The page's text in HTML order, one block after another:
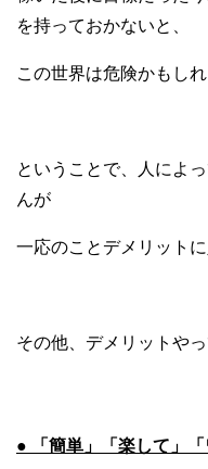
を持っておかないと、
この世界は危険かもしれ
ということで、人によ
んが
一応のことデメリット
その他、デメリットやっ
● 「簡単」「楽して」